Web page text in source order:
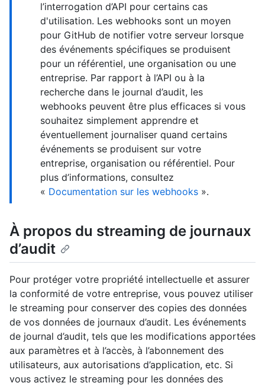
l’interrogation d’API pour certains cas
d'utilisation. Les webhooks sont un moyen
pour GitHub de notifier votre serveur lorsque
des événements spécifiques se produisent
pour un référentiel, une organisation ou une
entreprise. Par rapport à l’API ou à la
recherche dans le journal d’audit, les
webhooks peuvent être plus efficaces si vous
souhaitez simplement apprendre et
éventuellement journaliser quand certains
événements se produisent sur votre
entreprise, organisation ou référentiel. Pour
plus d’informations, consultez
« Documentation sur les webhooks ».
À propos du streaming de journaux
d’audit
Pour protéger votre propriété intellectuelle et assurer
la conformité de votre entreprise, vous pouvez utiliser
le streaming pour conserver des copies des données
de vos données de journaux d’audit. Les événements
de journal d’audit, tels que les modifications apportées
aux paramètres et à l’accès, à l’abonnement des
utilisateurs, aux autorisations d’application, etc. Si
vous activez le streaming pour les données des